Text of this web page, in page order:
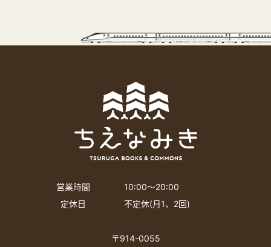
営業時間
10:00〜20:00
定休日
不定休(月1、2回)
〒914-0055